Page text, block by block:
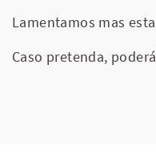
Lamentamos mas
Caso pretenda,